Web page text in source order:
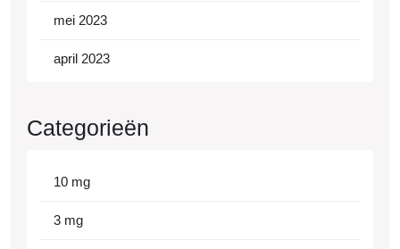
mei 2023
april 2023
Categorieën
10 mg
3 mg